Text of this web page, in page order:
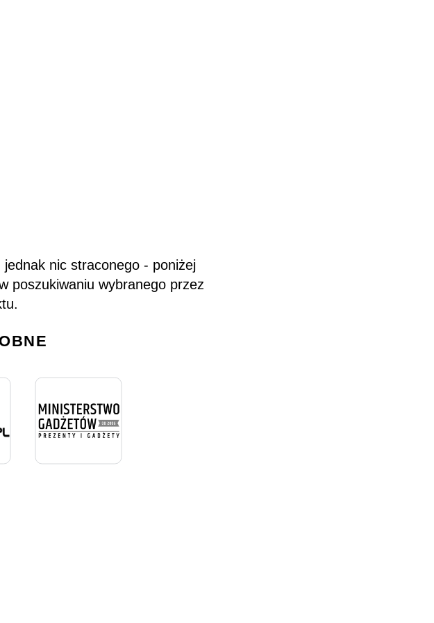
nic straconego - poniżej
poszukiwaniu wybranego przez